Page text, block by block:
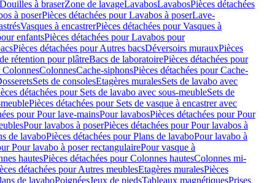
à braserZone de lavageLavabosLavabosPièces détachées
à poserPièces détachées pour Lavabos à poserLave-
Vasques à encastrerPièces détachées pour Vasques à
enfantsPièces détachées pour Lavabos pour
Pièces détachées pour Autres bacsDéversoirs murauxPièces
rétention pour plâtreBacs de laboratoirePièces détachées pour
ColonnesColonnesCache-siphonsPièces détachées pour Cache-
Sets de consolesEtagères muralesSets de lavabo avec
détachées pour Sets de lavabo avec sous-meubleSets de
Pièces détachées pour Sets de vasque à encastrer avec
pour Pour lave-mainsPour lavabosPièces détachées pour Pour
Pour lavabos à poserPièces détachées pour Pour lavabos à
de lavaboPièces détachées pour Plans de lavaboPour lavabo à
Pour lavabo à poser rectangulairePour vasque à
hautesPièces détachées pour Colonnes hautesColonnes mi-
détachées pour Autres meublesEtagères muralesPièces
de lavaboPoignéesJeux de piedsTableaux magnétiquesPrises